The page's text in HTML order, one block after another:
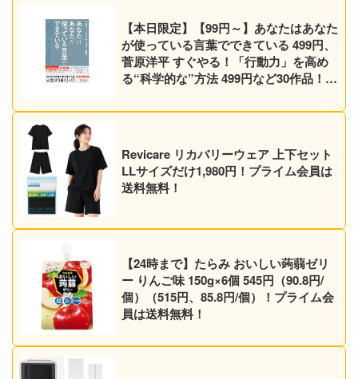
【本日限定】【99円～】あなたはあなた
が使っている言葉でできている 499円、
菅原洋平 すぐやる！「行動力」を高め
る“科学的な”方法 499円など30作品！
Revicare リカバリーウェア 上下セット
LLサイズだけ1,980円！プライム会員は
送料無料！
【24時まで】たらみ おいしい蒟蒻ゼリ
ー りんご味 150g×6個 545円（90.8円/
個）（515円、85.8円/個）！プライム会
員は送料無料！